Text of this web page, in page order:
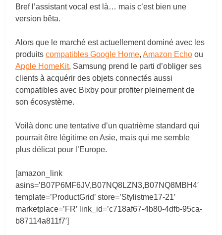
Bref l’assistant vocal est là… mais c’est bien une
version bêta.
Alors que le marché est actuellement dominé avec les
produitscompatibles Google Home,Amazon Echo ou
Apple HomeKit, Samsung prend le parti d’obliger ses
clients à acquérir des objets connectés aussi
compatibles avec Bixby pour profiter pleinement de
son écosystème.
Voilà donc une tentative d’un quatrième standard qui
pourrait être légitime en Asie, mais qui me semble
plus délicat pour l’Europe.
[amazon_link
asins=’B07P6MF6JV,B07NQ8LZN3,B07NQ8MBH4′
template=’ProductGrid’ store=’Stylistme17-21′
marketplace=’FR’ link_id=’c718af67-4b80-4dfb-95ca-
b87114a811f7′]